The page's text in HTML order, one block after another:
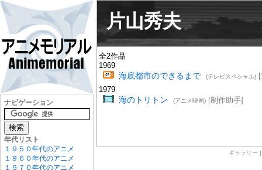
片山秀夫
全2作品
1969
海底都市のできるまで (テレビスペシャル)[
1979
海のトリトン (アニメ映画)[制作助手]
ギャラリー
ナビゲーション
年代リスト
１９５０年代のアニメ
１９６０年代のアニメ
１９７０年代のアニメ